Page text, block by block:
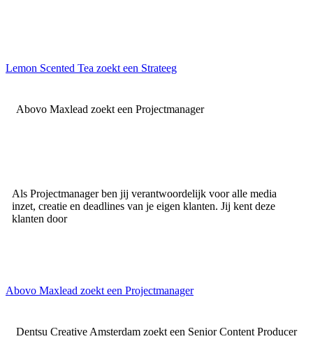
Lemon Scented Tea zoekt een Strateeg
Abovo Maxlead zoekt een Projectmanager
Als Projectmanager ben jij verantwoordelijk voor alle media
inzet, creatie en deadlines van je eigen klanten. Jij kent deze
klanten door
Abovo Maxlead zoekt een Projectmanager
Dentsu Creative Amsterdam zoekt een Senior Content Producer